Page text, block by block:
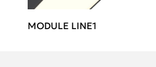
MODULE LINE1